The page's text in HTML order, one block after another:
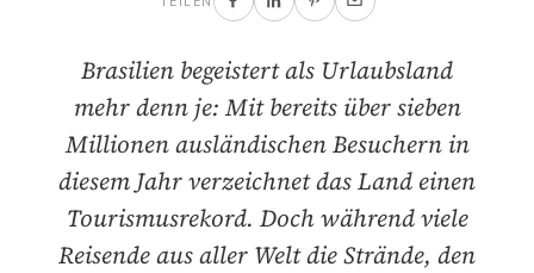
Brasilien begeistert als Urlaubsland
mehr denn je: Mit bereits über sieben
Millionen ausländischen Besuchern in
diesem Jahr verzeichnet das Land einen
Tourismusrekord. Doch während viele
Reisende aus aller Welt die Strände, den